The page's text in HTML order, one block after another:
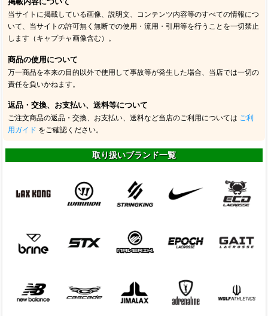
掲載内容について
当サイトに掲載している画像、説明文、コンテンツ内容等のすべての情報につ
いて、当サイトの許可無く無断での使用・流用・引用等を行うことを一切禁止
します（キャプチャ画像含む）。
商品の使用について
万一商品を本来の目的以外で使用して事故等が発生した場合、当店では一切の
責任を負いかねます。
返品・交換、お支払い、送料等について
ご注文商品の返品・交換、お支払い、送料など当店のご利用については ご利
用ガイド をご確認ください。
取り扱いブランド一覧